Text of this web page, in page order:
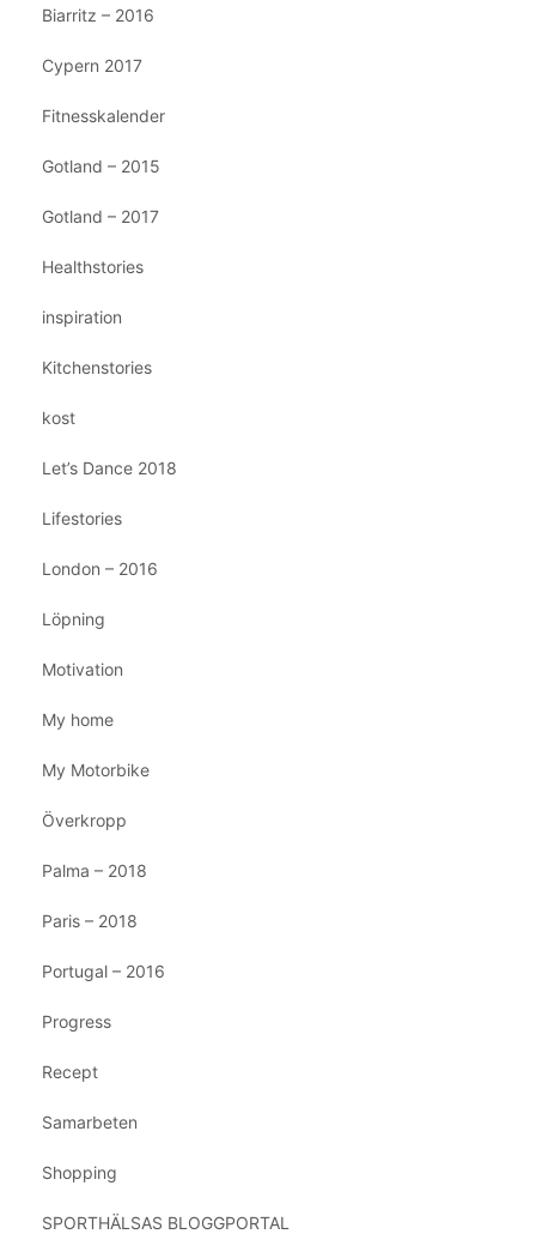
Biarritz – 2016
Cypern 2017
Fitnesskalender
Gotland – 2015
Gotland – 2017
Healthstories
inspiration
Kitchenstories
kost
Let’s Dance 2018
Lifestories
London – 2016
Löpning
Motivation
My home
My Motorbike
Överkropp
Palma – 2018
Paris – 2018
Portugal – 2016
Progress
Recept
Samarbeten
Shopping
SPORTHÄLSAS BLOGGPORTAL